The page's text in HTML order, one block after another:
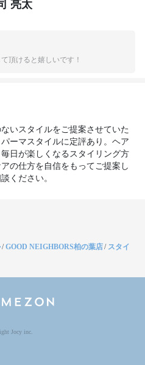
亮太
頂けると嬉しいです！
いスタイルをご提案させていた
ーマスタイルに定評あり。ヘア
日が楽しくなるスタイリング方
の仕方を自信をもってご提案し
ください。
/GOOD NEIGHBORS柏の葉店/ スタイ
Jocy inc.